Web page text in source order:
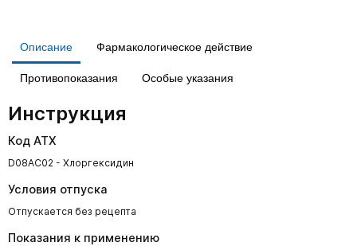
Описание Фармакологическое действие
Противопоказания Особые указания
Инструкция
Код АТХ
D08AC02 - Хлоргексидин
Условия отпуска
Отпускается без рецепта
Показания к применению